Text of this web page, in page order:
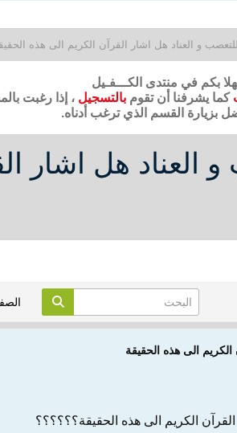
و العناد هل اشار القرآن الكريم الى هذه
بكم في منتدى الكـــفـيل
كما يشرفنا أن تقوم بالتسجيل ، إذا رغبت
بزيارة القسم الذي ترغب أدناه.
هل اشار
الى هذه الحقيقة
الكريم الى هذه الحقيقة؟؟؟؟؟؟